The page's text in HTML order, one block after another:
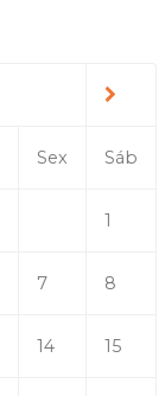
Sex Sáb
1
7 8
14 15